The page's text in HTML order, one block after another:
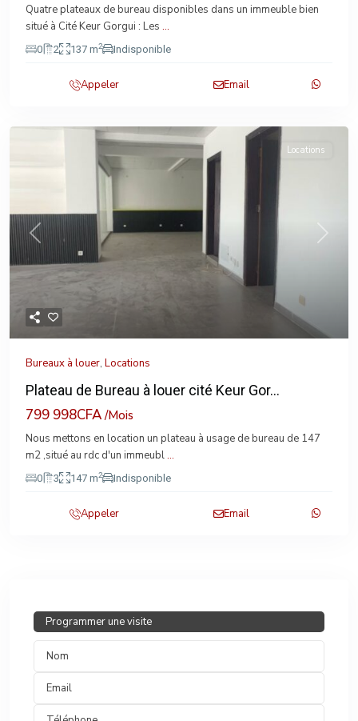
Quatre plateaux de bureau disponibles dans un immeuble bien
situé à Cité Keur Gorgui : Les ...
0 2 137 m2 Indisponible
Appeler Email
Previous Next
Locations
Bureaux à louer, Locations
Plateau de Bureau à louer cité Keur Gor...
799 998CFA/Mois
Nous mettons en location un plateau à usage de bureau de 147
m2 ,situé au rdc d'un immeubl...
0 3 147 m2 Indisponible
Appeler Email
Programmer une visite